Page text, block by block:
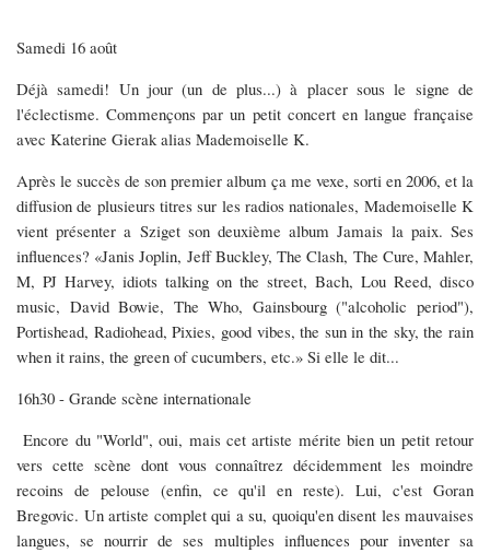
Samedi 16 août
Déjà samedi! Un jour (un de plus...) à placer sous le signe de
l'éclectisme. Commençons par un petit concert en langue française
avec Katerine Gierak alias Mademoiselle K.
Après le succès de son premier album ça me vexe, sorti en 2006, et la
diffusion de plusieurs titres sur les radios nationales, Mademoiselle K
vient présenter a Sziget son deuxième album Jamais la paix. Ses
influences? «Janis Joplin, Jeff Buckley, The Clash, The Cure, Mahler,
M, PJ Harvey, idiots talking on the street, Bach, Lou Reed, disco
music, David Bowie, The Who, Gainsbourg ("alcoholic period"),
Portishead, Radiohead, Pixies, good vibes, the sun in the sky, the rain
when it rains, the green of cucumbers, etc.» Si elle le dit...
16h30 - Grande scène internationale
Encore du "World", oui, mais cet artiste mérite bien un petit retour
vers cette scène dont vous connaîtrez décidemment les moindre
recoins de pelouse (enfin, ce qu'il en reste). Lui, c'est Goran
Bregovic. Un artiste complet qui a su, quoiqu'en disent les mauvaises
langues, se nourrir de ses multiples influences pour inventer sa